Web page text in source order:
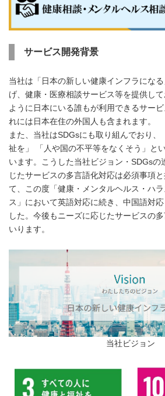
サービス開発背景
当社は「日本の新しい健康インフラにな
げ、健康・医療相談サービス等を提供し
ように日本にいる誰もが利用できるサー
れには日本在住の外国人も含まれます。
また、当社はSDGsにも取り組んでおり、
祉を」 「人や国の不平等をなくそう」と
います。こうした当社ビジョン・SDGsの
じたサービスの多言語化対応は必須事項
て、この度「健康・メンタルヘルス・ハ
ス」において英語対応に続き、中国語対
した。今後もニーズに応じたサービスの
いります。
当社ビジョン